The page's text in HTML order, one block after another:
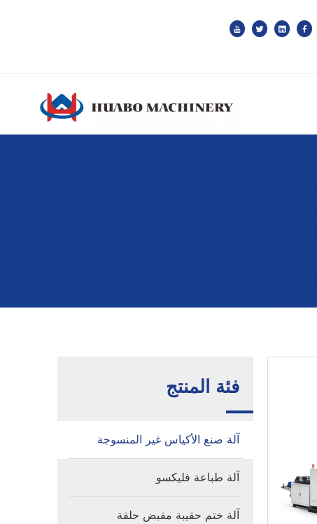
فئة المنتج
آلة صنع الأكياس غير المنسوجة
آلة طباعة فليكسو
آلة ختم حقيبة مقبض حلقة